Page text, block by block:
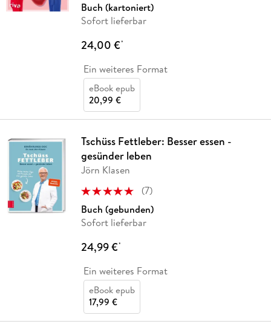
Buch (kartoniert)
Sofort lieferbar
24,00 €*
Ein weiteres Format
eBook epub
20,99 €
Tschüss Fettleber: Besser essen -
gesünder leben
Jörn Klasen
(7)
Buch (gebunden)
Sofort lieferbar
24,99 €*
Ein weiteres Format
eBook epub
17,99 €